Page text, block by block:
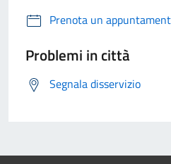
Prenota un
Problemi in città
Segnala disservizio